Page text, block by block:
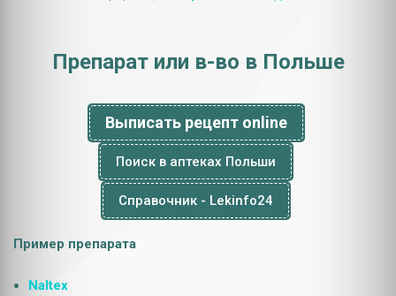
Препарат или в-во в Польше
Выписать рецепт online
Поиск в аптеках Польши
Справочник - Lekinfo24
Пример препарата
Naltex